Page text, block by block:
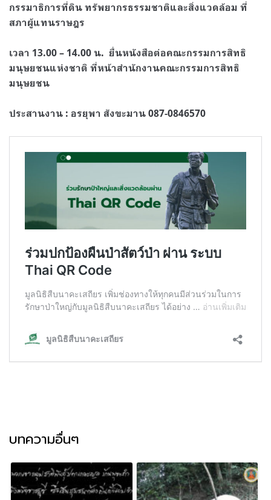
กรรมาธิการที่ดิน ทรัพยากรธรรมชาติและสิ่งแวดล้อม ที่
สภาผู้แทนราษฎร
เวลา 13.00 – 14.00 น. ยื่นหนังสือต่อคณะกรรมการสิทธิ
มนุษยชนแห่งชาติ ที่หน้าสำนักงานคณะกรรมการสิทธิ
มนุษยชน
ประสานงาน : อรยุพา สังขะมาน 087-0846570
บทความอื่นๆ